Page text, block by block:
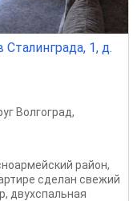
1, д.
Волгоград,
район,
сделан свежий
двухспальная